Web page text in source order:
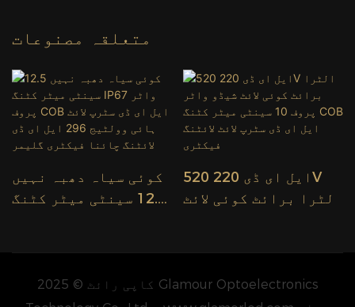
متعلقہ مصنوعات
کوئی سیاہ دھبہ نہیں
12.5 سینٹی میٹر کٹنگ
ای ڈی لائٹنگ چائنا
520 ایل ای ڈی 220V
الٹرا برائٹ کوئی لائٹ
لائٹنگ فیکٹری
کاپی رائٹ © 2025 Glamour Optoelectronics